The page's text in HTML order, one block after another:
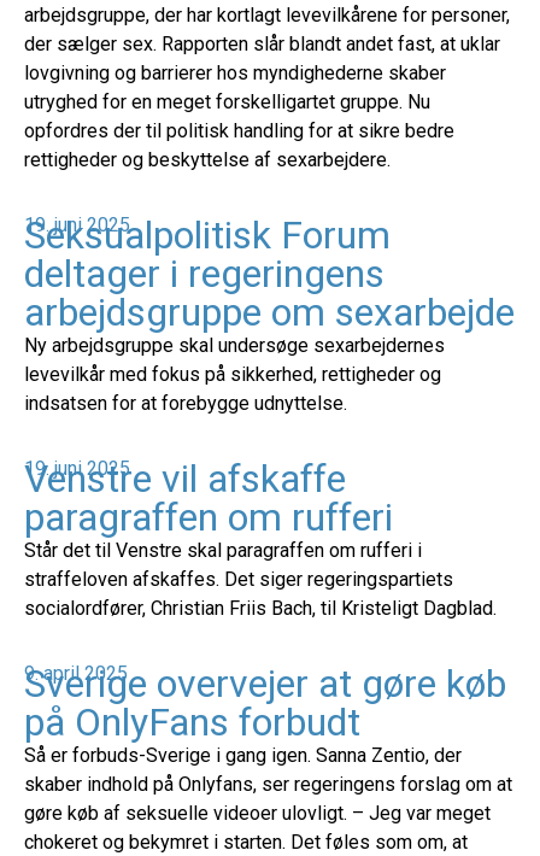
arbejdsgruppe, der har kortlagt levevilkårene for personer,
der sælger sex. Rapporten slår blandt andet fast, at uklar
lovgivning og barrierer hos myndighederne skaber
utryghed for en meget forskelligartet gruppe. Nu
opfordres der til politisk handling for at sikre bedre
rettigheder og beskyttelse af sexarbejdere.
19. juni 2025
Seksualpolitisk Forum
deltager i regeringens
arbejdsgruppe om sexarbejde
Ny arbejdsgruppe skal undersøge sexarbejdernes
levevilkår med fokus på sikkerhed, rettigheder og
indsatsen for at forebygge udnyttelse.
19. juni 2025
Venstre vil afskaffe
paragraffen om rufferi
Står det til Venstre skal paragraffen om rufferi i
straffeloven afskaffes. Det siger regeringspartiets
socialordfører, Christian Friis Bach, til Kristeligt Dagblad.
9. april 2025
Sverige overvejer at gøre køb
på OnlyFans forbudt
Så er forbuds-Sverige i gang igen. Sanna Zentio, der
skaber indhold på Onlyfans, ser regeringens forslag om at
gøre køb af seksuelle videoer ulovligt. – Jeg var meget
chokeret og bekymret i starten. Det føles som om, at